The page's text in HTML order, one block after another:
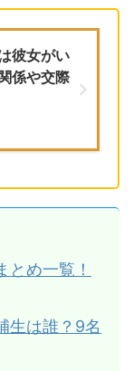
彼女がい
係や交際
とめ一覧！
生は誰？9名